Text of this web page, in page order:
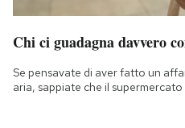
Chi ci guadagna davvero
Se pensavate di aver fatto un
aria, sappiate che il